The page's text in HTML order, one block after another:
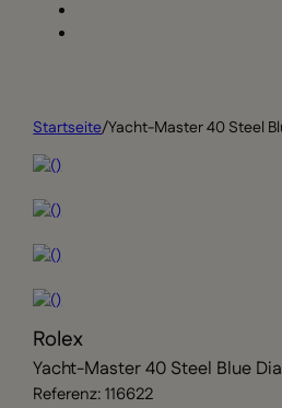
Startseite/Yacht-Master 40 Steel
Rolex
Yacht-Master 40 Steel Blue
Referenz: 116622